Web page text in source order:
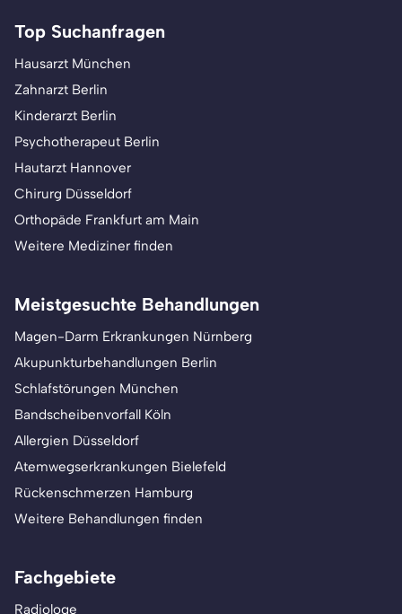
Top Suchanfragen
Hausarzt München
Zahnarzt Berlin
Kinderarzt Berlin
Psychotherapeut Berlin
Hautarzt Hannover
Chirurg Düsseldorf
Orthopäde Frankfurt am Main
Weitere Mediziner finden
Meistgesuchte Behandlungen
Magen-Darm Erkrankungen Nürnberg
Akupunkturbehandlungen Berlin
Schlafstörungen München
Bandscheibenvorfall Köln
Allergien Düsseldorf
Atemwegserkrankungen Bielefeld
Rückenschmerzen Hamburg
Weitere Behandlungen finden
Fachgebiete
Radiologe